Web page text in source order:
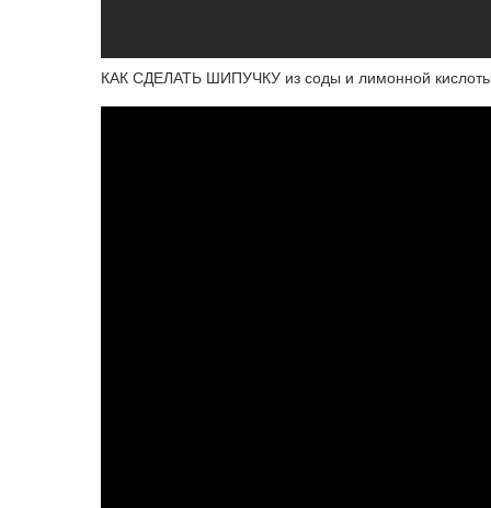
КАК СДЕЛАТЬ ШИПУЧКУ из соды и лимонной